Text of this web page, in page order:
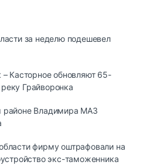
за неделю подешевел
– Касторное обновляют 65-
Грайворонка
районе Владимира МАЗ
фирму оштрафовали на
экс-таможенника